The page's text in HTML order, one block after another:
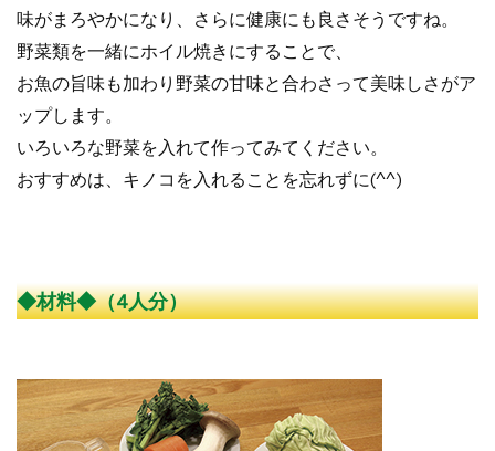
味がまろやかになり、さらに健康にも良さそうですね。
野菜類を一緒にホイル焼きにすることで、
お魚の旨味も加わり野菜の甘味と合わさって美味しさがア
ップします。
いろいろな野菜を入れて作ってみてください。
おすすめは、キノコを入れることを忘れずに(^^)
◆材料◆（4人分）